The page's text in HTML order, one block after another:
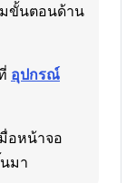
มขั้นตอนด้าน
อุปกรณ์
อหน้าจอ
มา